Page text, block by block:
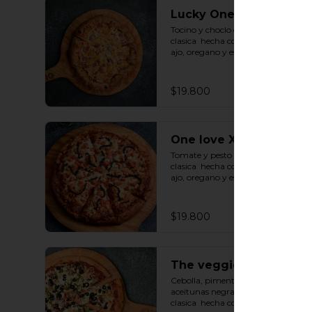
Lucky One XL
Tocino y choclo con base de salsa
clasica  hecha con tomate natural,
ajo, oregano y especias.
$19.800
One love XL
Tomate y pesto con base de salsa
clasica  hecha con tomate natural,
ajo, oregano y especias.
$19.800
The veggie one XL
Cebolla, pimenton, champiñon y
aceitunas negras con base de salsa
clasica  hecha con tomate natural,